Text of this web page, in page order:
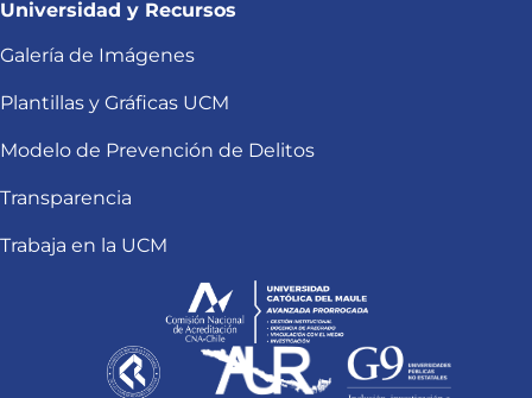
Universidad y Recursos
Galería de Imágenes
Plantillas y Gráficas UCM
Modelo de Prevención de Delitos
Transparencia
Trabaja en la UCM